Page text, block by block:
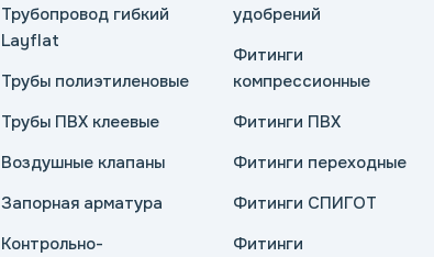
Трубопровод гибкий
Layflat
Трубы полиэтиленовые
Трубы ПВХ клеевые
Воздушные клапаны
Запорная арматура
Контрольно-
удобрений
Фитинги
компрессионные
Фитинги ПВХ
Фитинги переходные
Фитинги СПИГОТ
Фитинги